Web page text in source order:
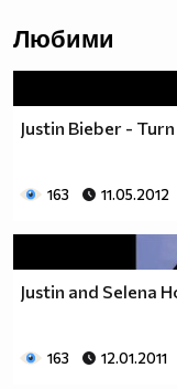
Любими
Justin Bieber -
163 11.05.2012
Justin and Selena
163 12.01.2011